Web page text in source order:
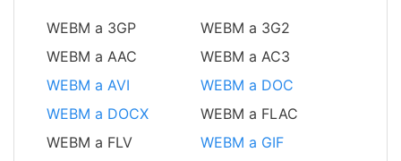
WEBM a 3GP
WEBM a 3G2
WEBM a AAC
WEBM a AC3
WEBM a AVI
WEBM a DOC
WEBM a DOCX
WEBM a FLAC
WEBM a FLV
WEBM a GIF